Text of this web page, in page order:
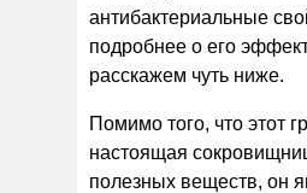
антибактериальные
подробнее о его
расскажем чуть ниже.
Помимо того, что этот
настоящая
полезных веществ, он